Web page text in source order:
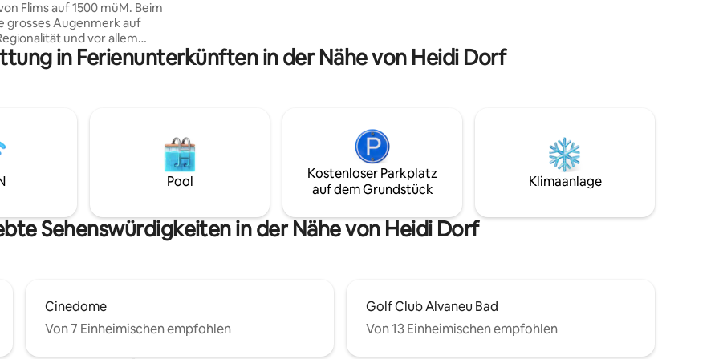
Flims auf 1500 müM. Beim
grosses Augenmerk auf
und vor allem
gelegt, sowie Liebe zum
sind die Zutaten, die unser
Biketouren vor der
fernab von Hektik und Lärm.
du den Urlaub in unserem
geniessen.
in Ferienunterkünften in der Nähe von Heidi Dorf
Pool
Kostenloser Parkplatz
auf dem Grundstück
Klimaanlage
Sehenswürdigkeiten in der Nähe von Heidi Dorf
Cinedome
Von 7 Einheimischen empfohlen
Golf Club Alvaneu Bad
Von 13 Einheimischen empfohlen